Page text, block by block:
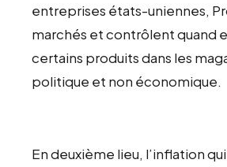
entreprises états-uniennes,
marchés et contrôlent quand
certains produits dans les
politique et non économique.
En deuxième lieu, l’inflation